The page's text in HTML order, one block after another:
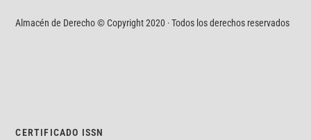
Almacén de Derecho © Copyright 2020 · Todos los derechos reservados
CERTIFICADO ISSN